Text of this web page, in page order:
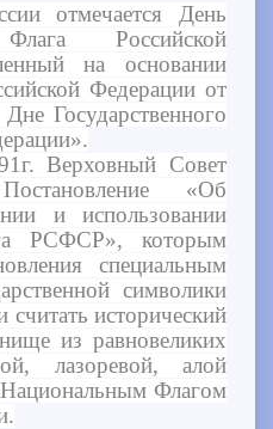
отмечается День
Флага Российской
на основании
Федерации от
Государственного
Верховный Совет
«Об
и использовании
РСФСР», которым
специальным
символики
исторический
из равновеликих
лазоревой, алой
Флагом